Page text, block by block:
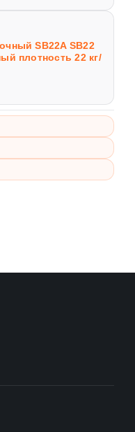
SB22A SB22
плотность 22 кг/